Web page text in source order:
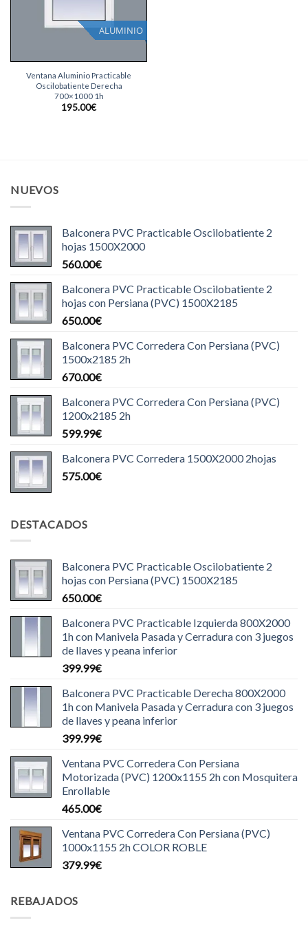
ALUMINIO
Ventana Aluminio Practicable
Oscilobatiente Derecha
700×1000 1h
195.00€
NUEVOS
Balconera PVC Practicable Oscilobatiente 2
hojas 1500X2000
560.00€
Balconera PVC Practicable Oscilobatiente 2
hojas con Persiana (PVC) 1500X2185
650.00€
Balconera PVC Corredera Con Persiana (PVC)
1500x2185 2h
670.00€
Balconera PVC Corredera Con Persiana (PVC)
1200x2185 2h
599.99€
Balconera PVC Corredera 1500X2000 2hojas
575.00€
DESTACADOS
Balconera PVC Practicable Oscilobatiente 2
hojas con Persiana (PVC) 1500X2185
650.00€
Balconera PVC Practicable Izquierda 800X2000
1h con Manivela Pasada y Cerradura con 3 juegos
de llaves y peana inferior
399.99€
Balconera PVC Practicable Derecha 800X2000
1h con Manivela Pasada y Cerradura con 3 juegos
de llaves y peana inferior
399.99€
Ventana PVC Corredera Con Persiana
Motorizada (PVC) 1200x1155 2h con Mosquitera
Enrollable
465.00€
Ventana PVC Corredera Con Persiana (PVC)
1000x1155 2h COLOR ROBLE
379.99€
REBAJADOS